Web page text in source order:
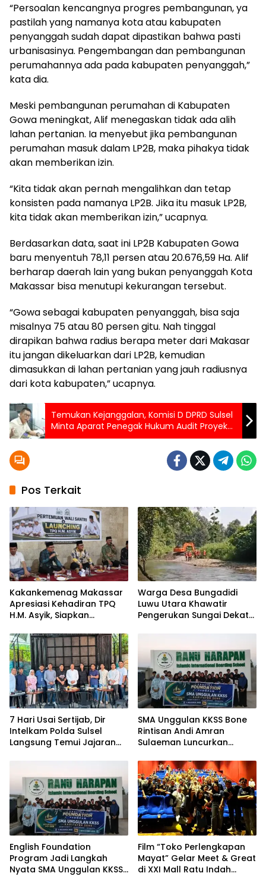
“Persoalan kencangnya progres pembangunan, ya
pastilah yang namanya kota atau kabupaten
penyanggah sudah dapat dipastikan bahwa pasti
urbanisasinya. Pengembangan dan pembangunan
perumahannya ada pada kabupaten penyanggah,”
kata dia.
Meski pembangunan perumahan di Kabupaten
Gowa meningkat, Alif menegaskan tidak ada alih
lahan pertanian. Ia menyebut jika pembangunan
perumahan masuk dalam LP2B, maka pihakya tidak
akan memberikan izin.
“Kita tidak akan pernah mengalihkan dan tetap
konsisten pada namanya LP2B. Jika itu masuk LP2B,
kita tidak akan memberikan izin,” ucapnya.
Berdasarkan data, saat ini LP2B Kabupaten Gowa
baru menyentuh 78,11 persen atau 20.676,59 Ha. Alif
berharap daerah lain yang bukan penyanggah Kota
Makassar bisa menutupi kekurangan tersebut.
“Gowa sebagai kabupaten penyanggah, bisa saja
misalnya 75 atau 80 persen gitu. Nah tinggal
dirapikan bahwa radius berapa meter dari Makasar
itu jangan dikeluarkan dari LP2B, kemudian
dimasukkan di lahan pertanian yang jauh radiusnya
dari kota kabupaten,” ucapnya.
Temukan Kejanggalan, Komisi D DPRD Sulsel
Minta Aparat Penegak Hukum Audit Proyek
Rehabilitasi Mess di Bali
Pos Terkait
Kakankemenag Makassar
Apresiasi Kehadiran TPQ
H.M. Asyik, Siapkan
Cegah Anak Miskin
Spiritualitas
Warga Desa Bungadidi
Luwu Utara Khawatir
Pengerukan Sungai Dekat
7 Hari Usai Sertijab, Dir
Intelkam Polda Sulsel
Langsung Temui Jajaran
SMA Unggulan KKSS Bone
Rintisan Andi Amran
Sulaeman Luncurkan
Program
English Foundation
Program Jadi Langkah
Nyata SMA Unggulan KKSS
Film “Toko Perlengkapan
Mayat” Gelar Meet & Great
di XXI Mall Ratu Indah